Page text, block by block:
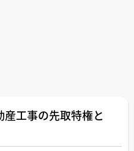
工事の先取特権と